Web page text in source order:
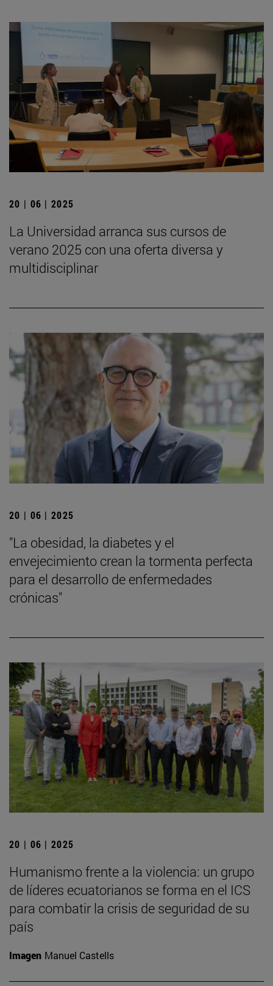
20 | 06 | 2025
La Universidad arranca sus cursos de
verano 2025 con una oferta diversa y
multidisciplinar
20 | 06 | 2025
"La obesidad, la diabetes y el
envejecimiento crean la tormenta perfecta
para el desarrollo de enfermedades
crónicas"
20 | 06 | 2025
Humanismo frente a la violencia: un grupo
de líderes ecuatorianos se forma en el ICS
para combatir la crisis de seguridad de su
país
Imagen Manuel Castells